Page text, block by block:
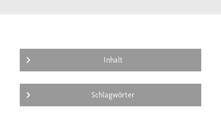
Inhalt
Schlagwörter